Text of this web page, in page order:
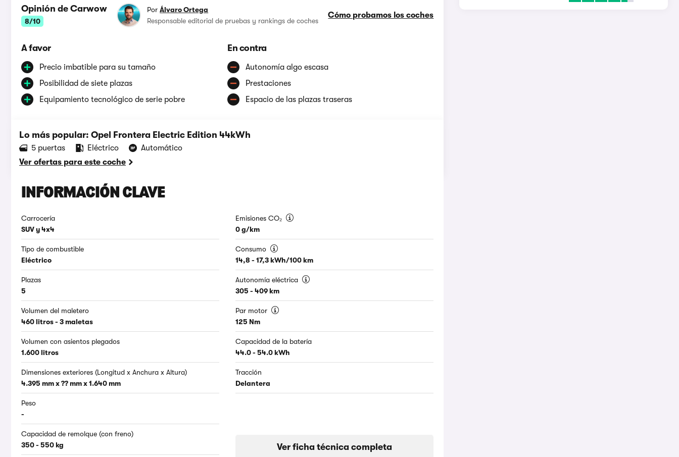
Opinión de Carwow
8/10
Cómo probamos los coches
PorÁlvaro Ortega
Responsable editorial de pruebas y rankings de coches
A favor
Precio imbatible para su tamaño
Posibilidad de siete plazas
Equipamiento tecnológico de serie pobre
En contra
Autonomía algo escasa
Prestaciones
Espacio de las plazas traseras
Lo más popular: Opel Frontera Electric Edition 44kWh
5 puertas Eléctrico
Automático
Ver ofertas para este coche
INFORMACIÓN CLAVE
Carrocería
SUV y 4x4
Tipo de combustible
Eléctrico
Plazas
5
Volumen del maletero
460 litros - 3 maletas
Volumen con asientos plegados
1.600 litros
Dimensiones exteriores (Longitud x Anchura x Altura)
4.395 mm x ?? mm x 1.640 mm
Peso
-
Capacidad de remolque (con freno)
350 - 550 kg
Emisiones CO₂
0 g/km
Consumo
14,8 - 17,3 kWh/100 km
Autonomía eléctrica
305 - 409 km
Par motor
125 Nm
Capacidad de la batería
44.0 - 54.0 kWh
Tracción
Delantera
Ver ficha técnica completa